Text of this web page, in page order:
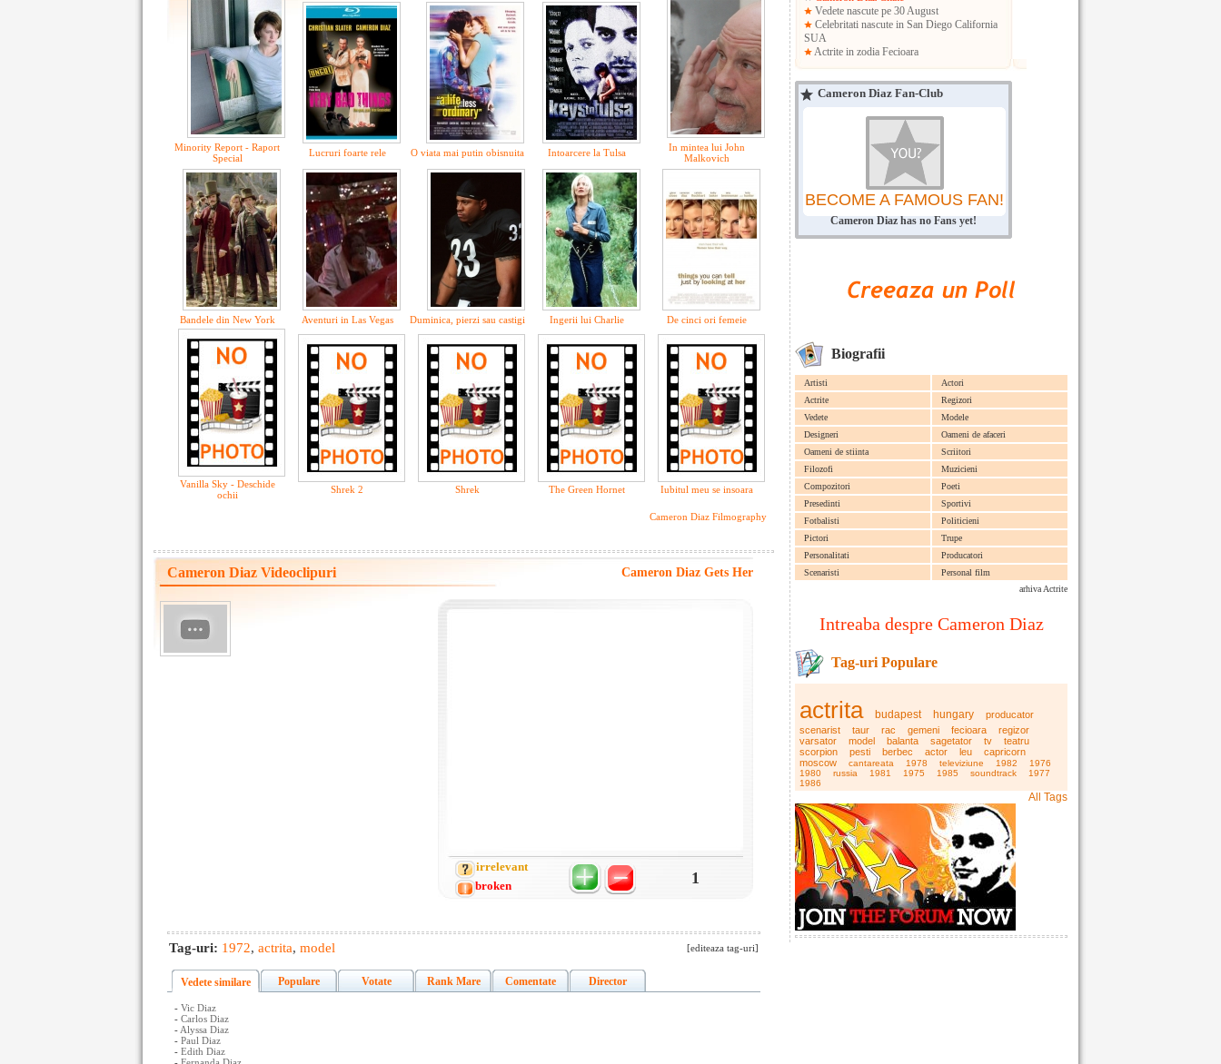
Vedete nascute pe 30 August
Celebritati nascute in San Diego California
SUA
Actrite in zodia Fecioara
Cameron Diaz Fan-Club
BECOME A FAMOUS FAN!
Cameron Diaz has no Fans yet!
Biografii
Artisti
Actori
Actrite
Regizori
Vedete
Modele
Designeri
Oameni de afaceri
Oameni de stiinta
Scriitori
Filozofi
Muzicieni
Compozitori
Poeti
Presedinti
Sportivi
Fotbalisti
Politicieni
Pictori
Trupe
Personalitati
Producatori
Scenaristi
Personal film
arhiva Actrite
Intreaba despre Cameron Diaz
Tag-uri Populare
actrita budapest hungary
producator
scenarist
taur rac gemeni fecioara
regizor
varsator
model balanta sagetator tv
teatru
scorpion
pesti berbec actor leu
capricorn
moscow
cantareata 1978 televiziune 1982
1976
1980
russia 1981 1975 1985 soundtrack
1977
1986
All Tags
Minority Report - Raport
Special
Lucruri foarte rele O viata mai putin obisnuita Intoarcere la Tulsa
In mintea lui John
Malkovich
Bandele din New York Aventuri in Las Vegas Duminica, pierzi sau castigi Ingerii lui Charlie De cinci ori femeie
Vanilla Sky - Deschide
ochii
Shrek 2 Shrek The Green Hornet Iubitul meu se insoara
Cameron Diaz Filmography
Cameron Diaz Videoclipuri Cameron Diaz Gets Her
irrelevant
1
broken
Tag-uri: 1972, actrita, model [editeaza tag-uri]
Vedete similare Populare Votate Rank Mare Comentate Director
- Vic Diaz
- Carlos Diaz
- Alyssa Diaz
- Paul Diaz
- Edith Diaz